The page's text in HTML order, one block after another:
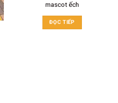
mascot ếch
ĐỌC TIẾP